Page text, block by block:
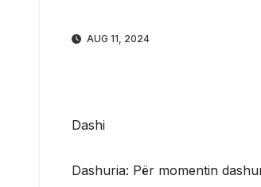
AUG 11, 2024
Dashi
Dashuria: Për momentin